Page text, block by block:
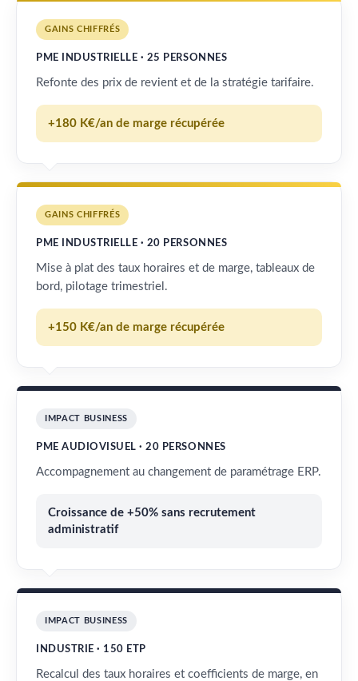
GAINS CHIFFRÉS
PME INDUSTRIELLE · 25 PERSONNES
Refonte des prix de revient et de la stratégie tarifaire.
+180 K€/an de marge récupérée
GAINS CHIFFRÉS
PME INDUSTRIELLE · 20 PERSONNES
Mise à plat des taux horaires et de marge, tableaux de
bord, pilotage trimestriel.
+150 K€/an de marge récupérée
IMPACT BUSINESS
PME AUDIOVISUEL · 20 PERSONNES
Accompagnement au changement de paramétrage ERP.
Croissance de +50% sans recrutement
administratif
IMPACT BUSINESS
INDUSTRIE · 150 ETP
Recalcul des taux horaires et coefficients de marge, en